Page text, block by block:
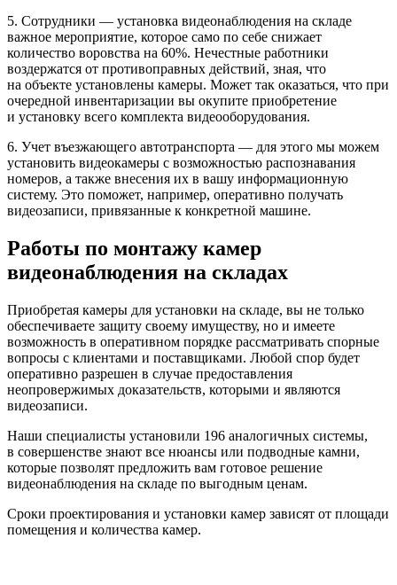
5. Сотрудники — установка видеонаблюдения на складе
важное мероприятие, которое само по себе снижает
количество воровства на 60%. Нечестные работники
воздержатся от противоправных действий, зная, что
на объекте установлены камеры. Может так оказаться, что при
очередной инвентаризации вы окупите приобретение
и установку всего комплекта видеооборудования.
6. Учет въезжающего автотранспорта — для этого мы можем
установить видеокамеры с возможностью распознавания
номеров, а также внесения их в вашу информационную
систему. Это поможет, например, оперативно получать
видеозаписи, привязанные к конкретной машине.
Работы по монтажу камер
видеонаблюдения на складах
Приобретая камеры для установки на складе, вы не только
обеспечиваете защиту своему имуществу, но и имеете
возможность в оперативном порядке рассматривать спорные
вопросы с клиентами и поставщиками. Любой спор будет
оперативно разрешен в случае предоставления
неопровержимых доказательств, которыми и являются
видеозаписи.
Наши специалисты установили 196 аналогичных системы,
в совершенстве знают все нюансы или подводные камни,
которые позволят предложить вам готовое решение
видеонаблюдения на складе по выгодным ценам.
Сроки проектирования и установки камер зависят от площади
помещения и количества камер.